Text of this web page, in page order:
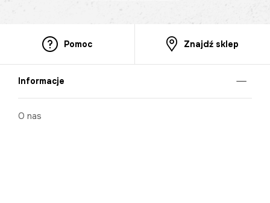
Pomoc Znajdź sklep
Informacje
O nas